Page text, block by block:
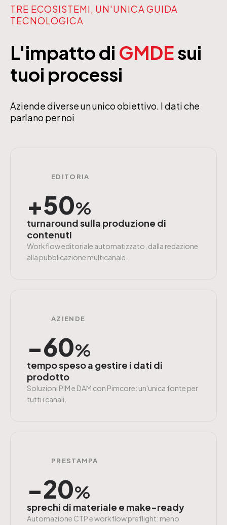
TRE ECOSISTEMI, UN'UNICA GUIDA
TECNOLOGICA
L'impatto di GMDEsui
tuoi processi
Aziende diverse un unico obiettivo. I dati che
parlano per noi
EDITORIA
+50%
turnaround sulla produzione di
contenuti
Workflow editoriale automatizzato, dalla redazione
alla pubblicazione multicanale.
AZIENDE
−60%
tempo speso a gestire i dati di
prodotto
Soluzioni PIM e DAM con Pimcore: un'unica fonte per
tutti i canali.
PRESTAMPA
−20%
sprechi di materiale e make-ready
Automazione CTP e workflow preflight: meno